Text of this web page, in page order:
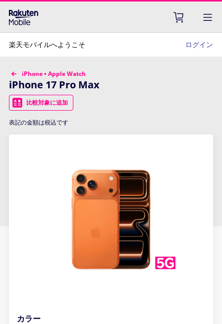
楽天モバイルへようこそ ログイン
iPhone • Apple Watch
iPhone 17 Pro Max
比較対象に追加
表記の金額は税込です
カラー